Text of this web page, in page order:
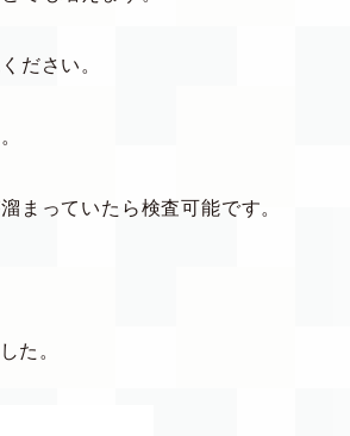
ださい。
まっていたら検査可能です。
た。